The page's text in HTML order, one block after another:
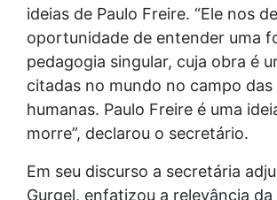
ideias de Paulo Freire. “Ele nos
oportunidade de entender uma
pedagogia singular, cuja obra é
citadas no mundo no campo das
humanas. Paulo Freire é uma
morre”, declarou o secretário.
Em seu discurso a secretária
Gurgel, enfatizou a relevância